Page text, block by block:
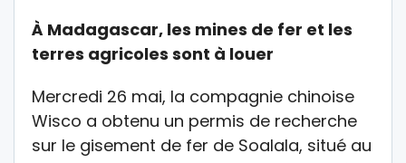
À Madagascar, les mines de fer et les
terres agricoles sont à louer
Mercredi 26 mai, la compagnie chinoise
Wisco a obtenu un permis de recherche
sur le gisement de fer de Soalala, situé au